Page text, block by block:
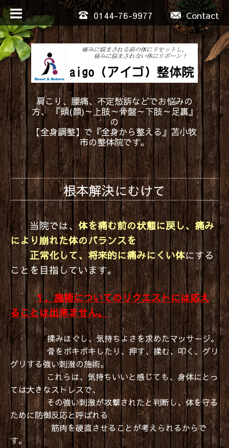
Contact
0144-76-9977
肩こり、腰痛、不定愁訴などでお悩みの
方、 『頭(顔)～上肢～骨盤～下肢～足裏』
の
【全身調整】で『全身から整える』苫小牧
市の整体院です。
根本解決にむけて
当院では、体を痛む前の状態に戻し、痛み
により崩れた体のバランスを
正常化して、将来的に痛みにくい体にする
ことを目指しています。
１．施術についてのリクエストには応え
ることは出来ません。
揉みほぐし、気持ちよさを求めたマッサージ。
骨をボキボキしたり、押す、揉む、叩く、グリ
グリする強い刺激の施術。
これらは、気持ちいいと感じても、身体にとっ
ては大きなストレスで、
その強い刺激が攻撃されたと判断し、体を守る
ために防御反応と呼ばれる
筋肉を硬直させることが考えられるからで
す。